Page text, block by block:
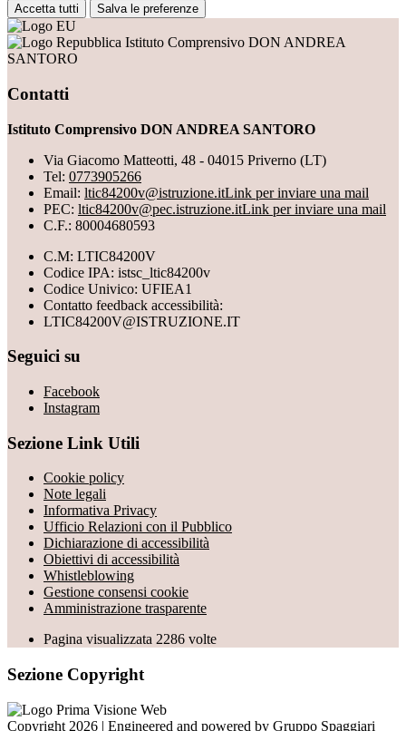
Accetta tutti Salva le preferenze
Istituto Comprensivo DON ANDREA
SANTORO
Contatti
Istituto Comprensivo DON ANDREA SANTORO
Via Giacomo Matteotti, 48 - 04015 Priverno (LT)
Tel: 0773905266
Email: ltic84200v@istruzione.itLink per inviare una mail
PEC: ltic84200v@pec.istruzione.itLink per inviare una mail
C.F.: 80004680593
C.M: LTIC84200V
Codice IPA: istsc_ltic84200v
Codice Univico: UFIEA1
Contatto feedback accessibilità:
LTIC84200V@ISTRUZIONE.IT
Seguici su
Facebook
Instagram
Sezione Link Utili
Cookie policy
Note legali
Informativa Privacy
Ufficio Relazioni con il Pubblico
Dichiarazione di accessibilità
Obiettivi di accessibilità
Whistleblowing
Gestione consensi cookie
Amministrazione trasparente
Pagina visualizzata 2286 volte
Sezione Copyright
Copyright 2026 | Engineered and powered by Gruppo Spaggiari